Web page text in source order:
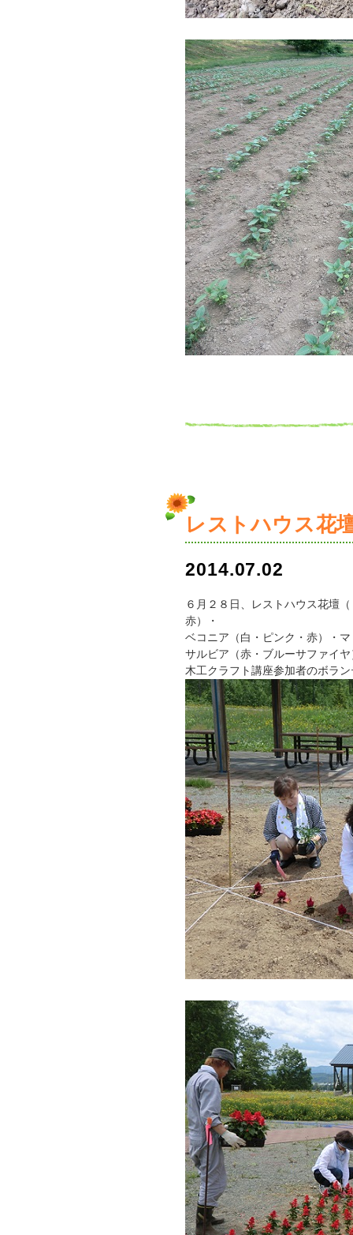
レストハウス花
2014.07.02
６月２８日、レストハウス花壇
赤）・
ベコニア（白・ピンク・赤）・
サルビア（赤・ブルーサファイ
木工クラフト講座参加者のボラ